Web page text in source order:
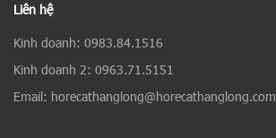
Liên hệ
Kinh doanh: 0983.84.1516
Kinh doanh 2: 0963.71.5151
Email: horecathanglong@horecathanglong.com